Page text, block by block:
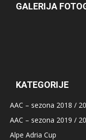
GALERIJA
KATEGORIJE
AAC – sezona 2018 /
AAC – sezona 2019 /
Alpe Adria Cup